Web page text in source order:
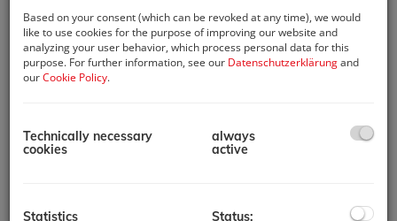
Jumeirah Village Circle -
Dubai - Vereinigte
Arabische Emirate
Испытайте современную
Village Circle (JVC).
Based on your consent (which can be revoked at any time), we would
like to use cookies for the purpose of improving our website and
analyzing your user behavior, which process personal data for this
purpose. For further information, see our Datenschutzerklärungand
ourCookie Policy.
Technically necessary
cookies
always
active
Statistics
Status: